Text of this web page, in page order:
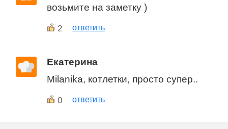
возьмите на заметку )
2 ответить
Екатерина
Milanika, котлетки, просто супер..
0 ответить